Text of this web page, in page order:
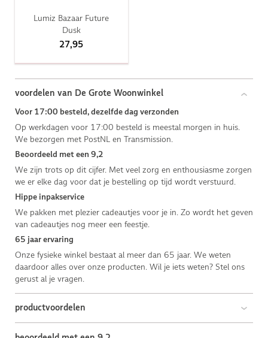
Lumiz Bazaar Future
Dusk
27,95
voordelen van De Grote Woonwinkel
Voor 17:00 besteld, dezelfde dag verzonden
Op werkdagen voor 17:00 besteld is meestal morgen in huis.
We bezorgen met PostNL en Transmission.
Beoordeeld met een 9,2
We zijn trots op dit cijfer. Met veel zorg en enthousiasme zorgen
we er elke dag voor dat je bestelling op tijd wordt verstuurd.
Hippe inpakservice
We pakken met plezier cadeautjes voor je in. Zo wordt het geven
van cadeautjes nog meer een feestje.
65 jaar ervaring
Onze fysieke winkel bestaat al meer dan 65 jaar. We weten
daardoor alles over onze producten. Wil je iets weten? Stel ons
gerust al je vragen.
productvoordelen